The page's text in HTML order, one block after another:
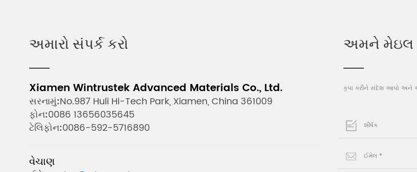
અમારો સંપર્ક કરો
Xiamen Wintrustek Advanced Materials Co., Ltd.
સરનામું:No.987 Huli Hi-Tech Park, Xiamen, China 361009
ફોન:0086 13656035645
ટેલિફોન:0086-592-5716890
વેચાણ
અમને મેઇલ
કૃપા કરીને સંદેશ આપો અને